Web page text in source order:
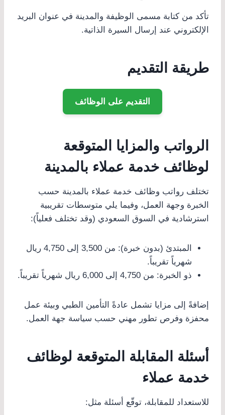
تأكد من كتابة مسمى الوظيفة والمدينة في عنوان البريد
الإلكتروني عند إرسال السيرة الذاتية.
طريقة التقديم
التقديم على الوظائف
الرواتب والمزايا المتوقعة
لوظائف خدمة عملاء بالمدينة
تختلف رواتب وظائف خدمة عملاء بالمدينة حسب
الخبرة وجهة العمل، وفيما يلي متوسطات تقريبية
استرشادية في السوق السعودي (وقد تختلف فعلياً):
المبتدئ (بدون خبرة): من 3,500 إلى 4,750 ريال
شهرياً تقريباً.
ذو الخبرة: من 4,750 إلى 6,000 ريال شهرياً تقريباً.
إضافةً إلى مزايا تشمل عادةً التأمين الطبي وبيئة عمل
محفزة وفرص تطور مهني حسب سياسة جهة العمل.
أسئلة المقابلة المتوقعة لوظائف
خدمة عملاء
للاستعداد للمقابلة، توقّع أسئلة مثل: